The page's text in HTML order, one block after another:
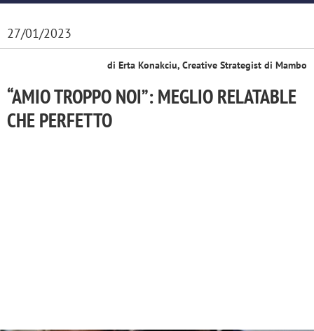
27/01/2023
di Erta Konakciu, Creative Strategist di Mambo
“AMIO TROPPO NOI”: MEGLIO RELATABLE
CHE PERFETTO